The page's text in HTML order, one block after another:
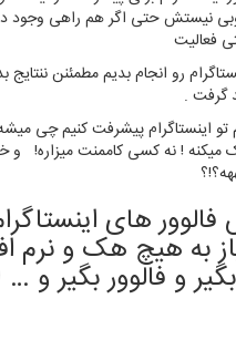
حتی اگر هم راهی وجود داشته
رو انجام بدیم مطمئنن ننتایج بدی
.
اینستاگرام پیشرفت کنیم چی میشه کرد
! نه کسی کاممنت میزاره! و خیلی
های اینستاگرام
به هیچ هک و نرم افزار
و فالوور بگیر و … 😐